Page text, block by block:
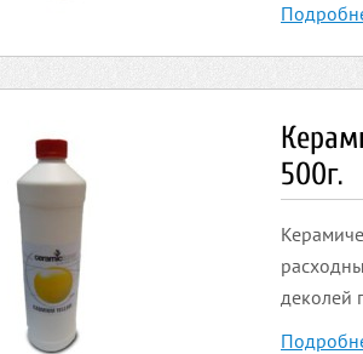
500г.
деколей